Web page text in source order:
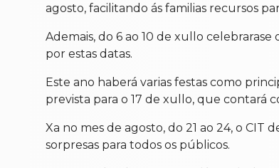
agosto, facilitando ás familias recursos
Ademais, do 6 ao 10 de xullo
por estas datas.
Este ano haberá varias festas como
prevista para o 17 de xullo, que contará
Xa no mes de agosto, do 21 ao 24, o CIT
sorpresas para todos os públicos.